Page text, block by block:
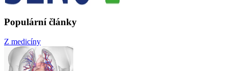
Populární články
Z medicíny